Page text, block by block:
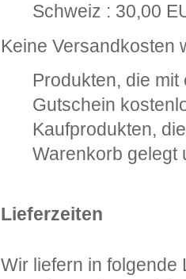
Schweiz : 30,00
Keine Versandkosten
Produkten, die
Gutschein
Kaufprodukten,
Warenkorb gelegt
Lieferzeiten
Wir liefern in folgende